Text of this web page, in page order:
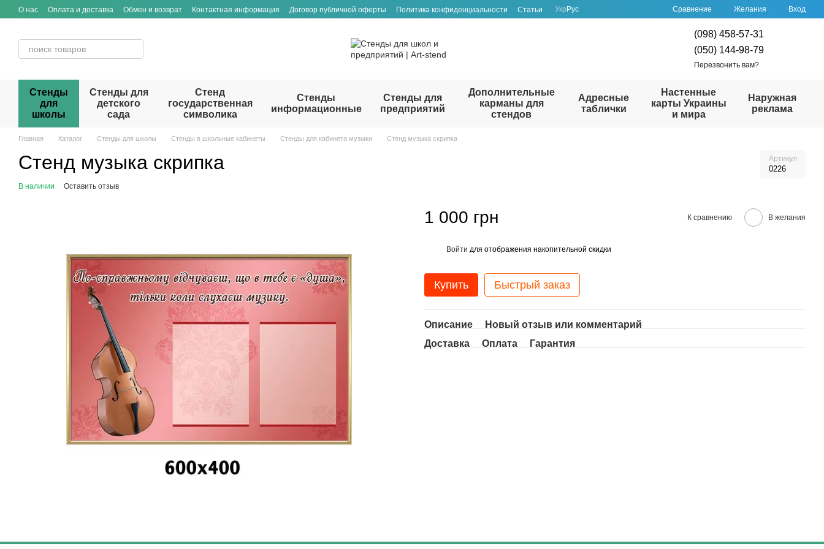
Перейти к основному контенту
О нас Оплата и доставка Обмен и возврат Контактная информация Договор публичной оферты Политика конфиденциальности Статьи Укр Рус Сравнение Желания Вход
(098) 458-57-31
(050) 144-98-79
Перезвонить вам?
Стенды
для
школы
Стенды для
детского
сада
Стенд
государственная
символика
Стенды
информационные
Стенды для
предприятий
Дополнительные
карманы для
стендов
Адресные
таблички
Настенные
карты Украины
и мира
Наружная
реклама
Главная Каталог Стенды для школы Стенды в школьные кабинеты Стенды для кабинета музыки Стенд музыка скрипка
Стенд музыка скрипка Артикул
0226
В наличии Оставить отзыв
1 000 грн К сравнению В желания
Войти для отображения накопительной скидки
Купить Быстрый заказ
Описание
Новый отзыв или комментарий
Доставка
Оплата Гарантия